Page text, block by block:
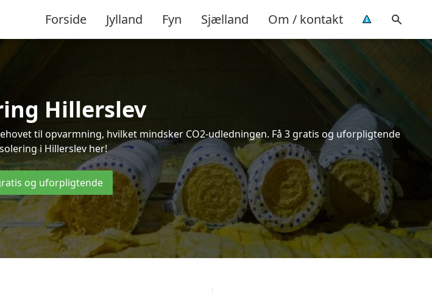
Forside Jylland Fyn Sjælland Om / kontakt
Hillerslev
til opvarmning, hvilket mindsker CO2-udledningen. Få 3 gratis og uforpligtende
i Hillerslev her!
og uforpligtende